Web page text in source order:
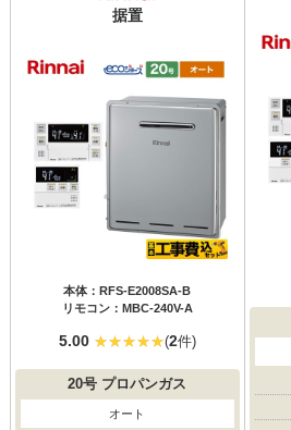
据置
本体：RFS-E2008SA-B
リモコン：MBC-240V-A
5.00 (2件)
20号 プロパンガス
オート